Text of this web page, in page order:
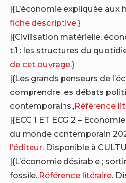
|{L’économie expliquée aux
fiche descriptive.}
|{Civilisation matérielle,
t.1 : les structures du
de cet ouvrage.}
|{Les grands penseurs de
comprendre les débats
contemporains.,Référence
|{ECG 1 ET ECG 2 –
du monde contemporain
l’éditeur. Disponible à
|{L’économie désirable ;
fossile.,Référence litéraire.